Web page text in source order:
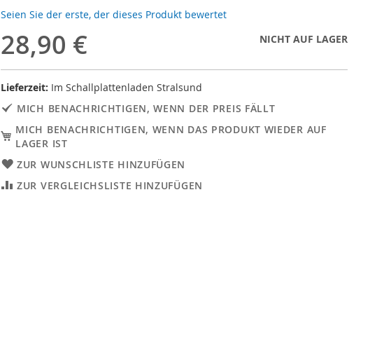
Seien Sie der erste, der dieses Produkt bewertet
28,90 € NICHT AUF LAGER
Lieferzeit: Im Schallplattenladen Stralsund
MICH BENACHRICHTIGEN, WENN DER PREIS FÄLLT
MICH BENACHRICHTIGEN, WENN DAS PRODUKT WIEDER AUF
LAGER IST
ZUR WUNSCHLISTE HINZUFÜGEN
ZUR VERGLEICHSLISTE HINZUFÜGEN